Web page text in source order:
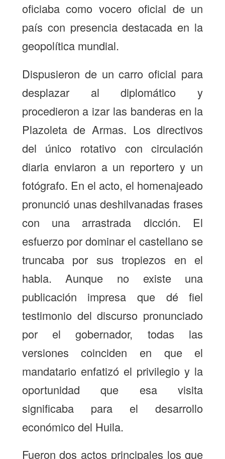
oficiaba como vocero oficial de un
país con presencia destacada en la
geopolítica mundial.
Dispusieron de un carro oficial para
desplazar al diplomático y
procedieron a izar las banderas en la
Plazoleta de Armas. Los directivos
del único rotativo con circulación
diaria enviaron a un reportero y un
fotógrafo. En el acto, el homenajeado
pronunció unas deshilvanadas frases
con una arrastrada dicción. El
esfuerzo por dominar el castellano se
truncaba por sus tropiezos en el
habla. Aunque no existe una
publicación impresa que dé fiel
testimonio del discurso pronunciado
por el gobernador, todas las
versiones coinciden en que el
mandatario enfatizó el privilegio y la
oportunidad que esa visita
significaba para el desarrollo
económico del Huila.
Fueron dos actos principales los que